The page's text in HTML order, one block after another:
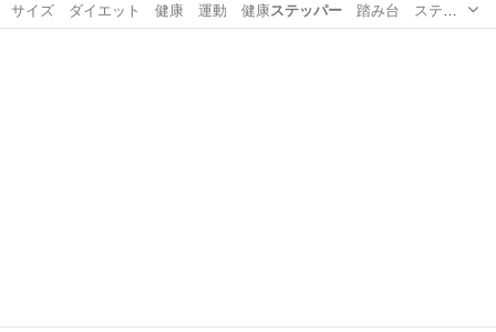
サイズ ダイエット 健康 運動 健康 ステッパー踏み台 ステッ
プ台 踏台 スポーツ…